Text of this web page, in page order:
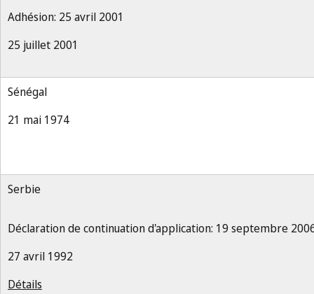
Adhésion: 25 avril 2001
25 juillet 2001
Sénégal
21 mai 1974
Serbie
Déclaration de continuation d'application: 19 septembre
27 avril 1992
Détails